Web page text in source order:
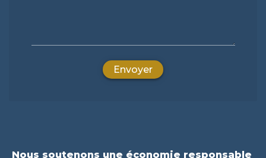
Envoyer
Nous soutenons une économie responsable